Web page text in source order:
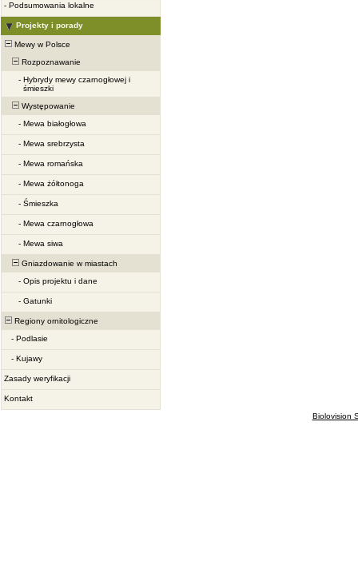
- Podsumowania lokalne
Projekty i porady
Mewy w Polsce
Rozpoznawanie
- Hybrydy mewy czarnogłowej i
śmieszki
Występowanie
- Mewa białogłowa
- Mewa srebrzysta
- Mewa romańska
- Mewa żółtonoga
- Śmieszka
- Mewa czarnogłowa
- Mewa siwa
Gniazdowanie w miastach
- Opis projektu i dane
- Gatunki
Regiony ornitologiczne
- Podlasie
- Kujawy
Zasady weryfikacji
Kontakt
Biolovision